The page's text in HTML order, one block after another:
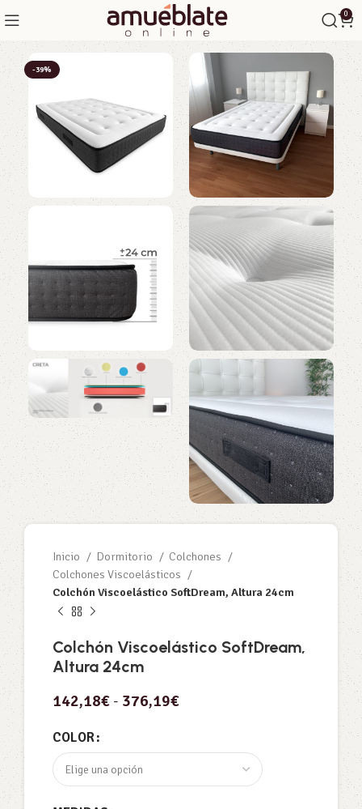
0
-39%
Inicio Dormitorio
Colchones
Colchones Viscoelásticos
Colchón Viscoelástico SoftDream, Altura 24cm
Colchón Viscoelástico SoftDream,
Altura 24cm
142,18€ - 376,19€
COLOR